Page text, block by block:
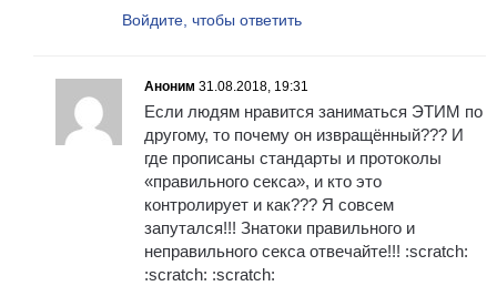
Войдите, чтобы ответить
Аноним 31.08.2018, 19:31
Если людям нравится заниматься ЭТИМ по
другому, то почему он извращённый??? И
где прописаны стандарты и протоколы
«правильного секса», и кто это
контролирует и как??? Я совсем
запутался!!! Знатоки правильного и
неправильного секса отвечайте!!! :scratch:
:scratch: :scratch: